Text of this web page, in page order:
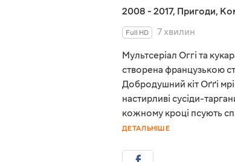
2008 - 2017, Пригоди,
Full HD
7 хвилин
Мультсеріал Оггі та
створена французькою
Добродушний кіт Оґґі
настирливі сусіди-
кожному кроці псують
ДЕТАЛЬНІШЕ